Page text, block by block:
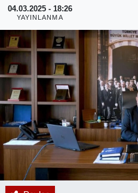
04.03.2025 - 18:26
YAYINLANMA
RESMİ REKLAM